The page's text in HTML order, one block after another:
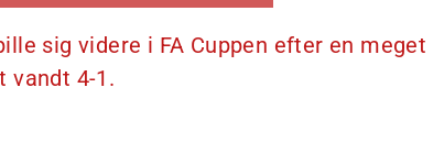
sig videre i FA Cuppen efter en meget
vandt 4-1.